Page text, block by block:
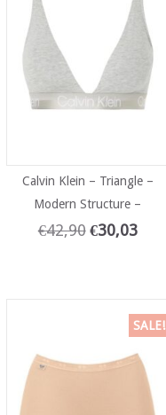
Calvin Klein – Triangle –
Modern Structure –
€42,90 €30,03
SALE!